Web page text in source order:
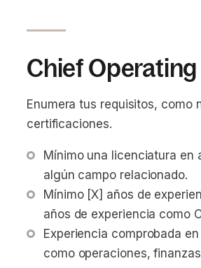
Chief
Enumera tus requisitos, como
certificaciones.
Mínimo una licenciatura en
algún campo relacionado.
Mínimo [X] años de
años de experiencia como
Experiencia comprobada
como operaciones,